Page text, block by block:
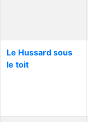
Le Hussard sous
le toit